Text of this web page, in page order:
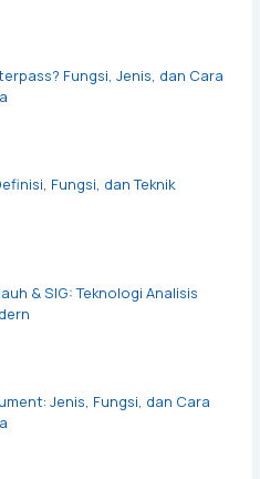
Fungsi, Jenis, dan Cara
Fungsi, dan Teknik
& SIG: Teknologi Analisis
Jenis, Fungsi, dan Cara